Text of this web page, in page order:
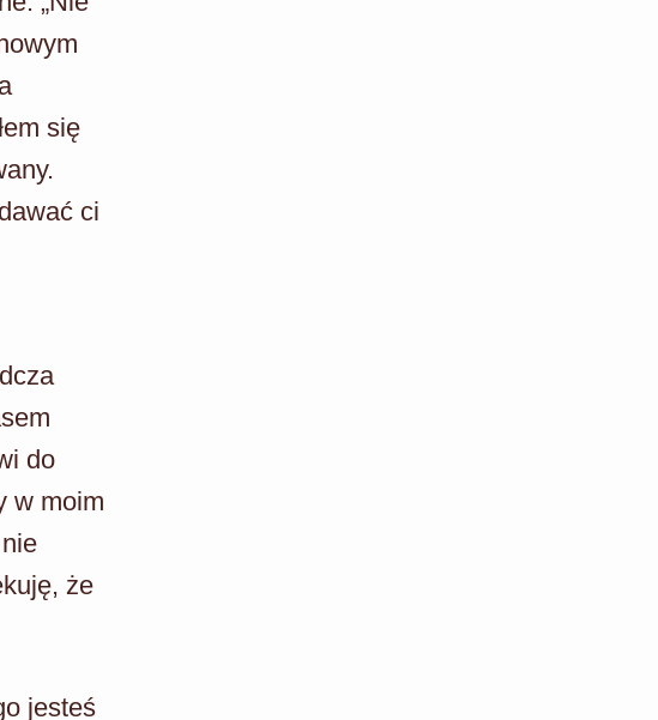
się
ci
do
w moim
że
jesteś